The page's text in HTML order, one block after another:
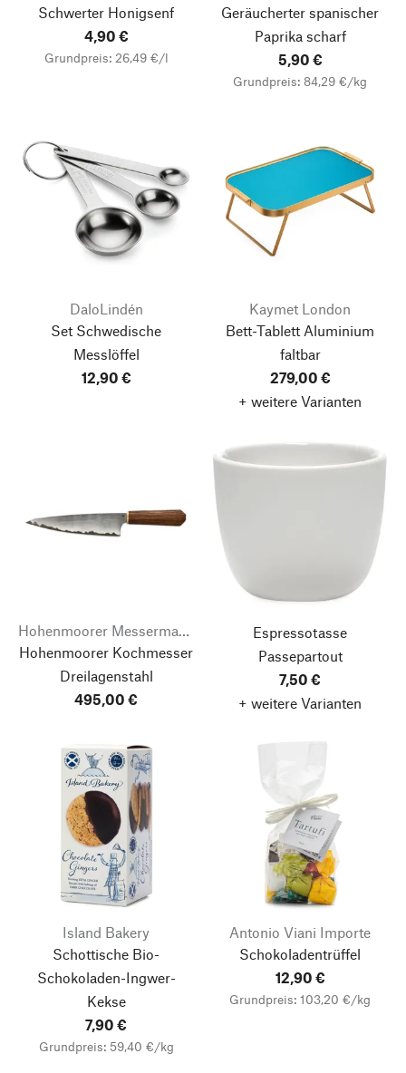
Schwerter Honigsenf
4,90 €
Grundpreis: 26,49 €/l
Geräucherter spanischer
Paprika scharf
5,90 €
Grundpreis: 84,29 €/kg
DaloLindén
Set Schwedische
Messlöffel
12,90 €
Kaymet London
Bett-Tablett Aluminium
faltbar
279,00 €
+ weitere Varianten
Hohenmoorer Messermanufaktur
Hohenmoorer Kochmesser
Dreilagenstahl
495,00 €
Espressotasse
Passepartout
7,50 €
+ weitere Varianten
Island Bakery
Schottische Bio-
Schokoladen-Ingwer-
Kekse
7,90 €
Grundpreis: 59,40 €/kg
Antonio Viani Importe
Schokoladentrüffel
12,90 €
Grundpreis: 103,20 €/kg